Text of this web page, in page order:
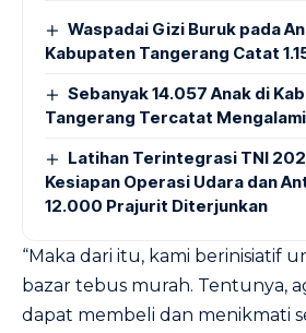
Waspadai Gizi Buruk pada
Kabupaten Tangerang Catat
Sebanyak 14.057 Anak di
Tangerang Tercatat
Latihan Terintegrasi TNI
Kesiapan Operasi Udara dan
12.000 Prajurit Diterjunkan
“Maka dari itu, kami berinisiatif
bazar tebus murah. Tentunya,
dapat membeli dan menikmati